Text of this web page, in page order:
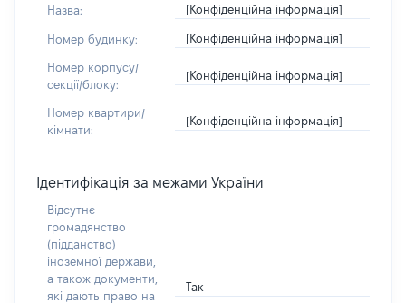
Назва: [Конфіденційна інформація]
Номер будинку: [Конфіденційна інформація]
Номер корпусу/
секції/блоку:
[Конфіденційна інформація]
Номер квартири/
кімнати:
[Конфіденційна інформація]
Ідентифікація за межами України
Відсутнє
громадянство
(підданство)
іноземної держави,
а також документи,
які дають право на
Так